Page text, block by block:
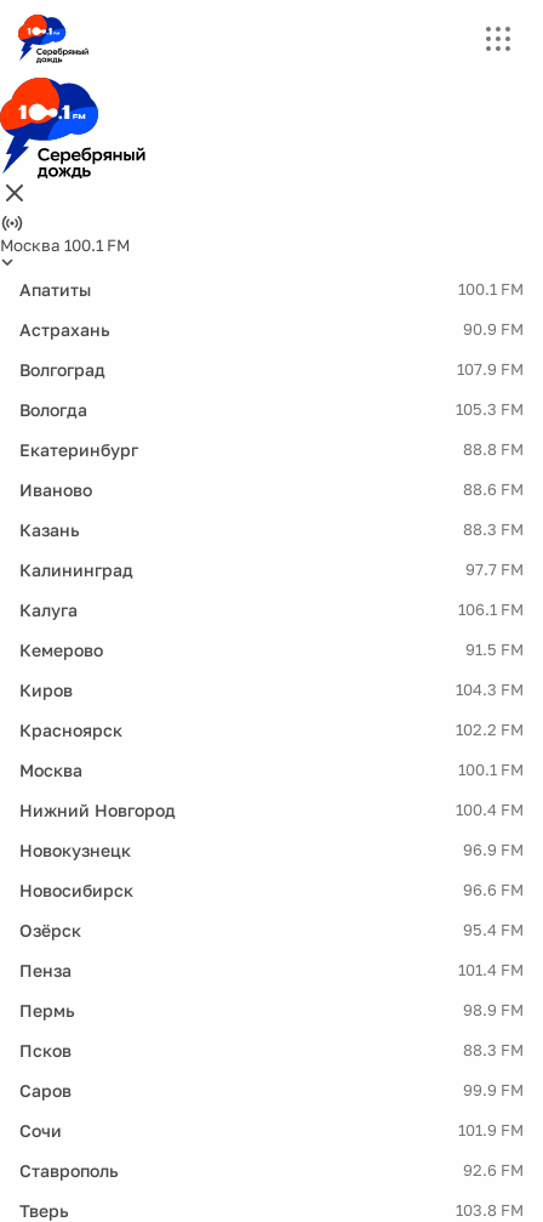
Москва 100.1 FM
Апатиты 100.1 FM
Астрахань 90.9 FM
Волгоград 107.9 FM
Вологда 105.3 FM
Екатеринбург 88.8 FM
Иваново 88.6 FM
Казань 88.3 FM
Калининград 97.7 FM
Калуга 106.1 FM
Кемерово 91.5 FM
Киров 104.3 FM
Красноярск 102.2 FM
Москва 100.1 FM
Нижний Новгород 100.4 FM
Новокузнецк 96.9 FM
Новосибирск 96.6 FM
Озёрск 95.4 FM
Пенза 101.4 FM
Пермь 98.9 FM
Псков 88.3 FM
Саров 99.9 FM
Сочи 101.9 FM
Ставрополь 92.6 FM
Тверь 103.8 FM